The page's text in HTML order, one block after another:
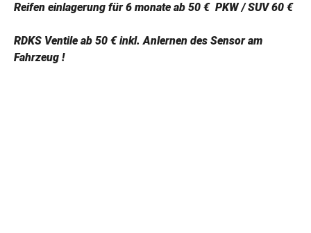
Reifen einlagerung für 6 monate ab 50 € PKW / SUV 60 €
RDKS Ventile ab 50 € inkl. Anlernen des Sensor am
Fahrzeug !